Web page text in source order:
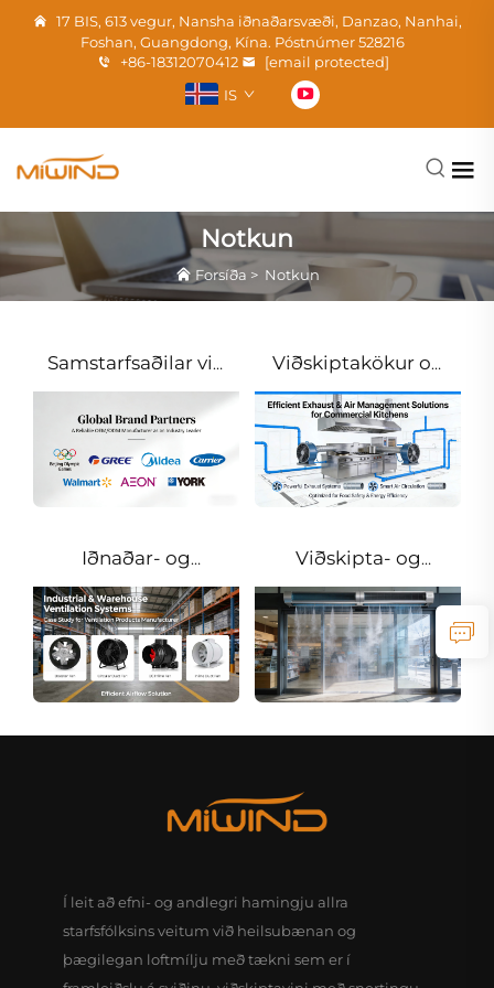
17 BIS, 613 vegur, Nansha iðnaðarsvæði, Danzao, Nanhai,
Foshan, Guangdong, Kína. Póstnúmer 528216
+86-18312070412
[email protected]
IS
Notkun
Forsíða > Notkun
Samstarfsaðilar við
heimsþjónustu
Viðskiptakökur og
HVAC
Iðnaðar- og
vistunarsvæði
Viðskipta- og
verslunargöng
Í leit að efni- og andlegri hamingju allra
starfsfólksins veitum við heilsubænan og
þægilegan loftmílju með tækni sem er í